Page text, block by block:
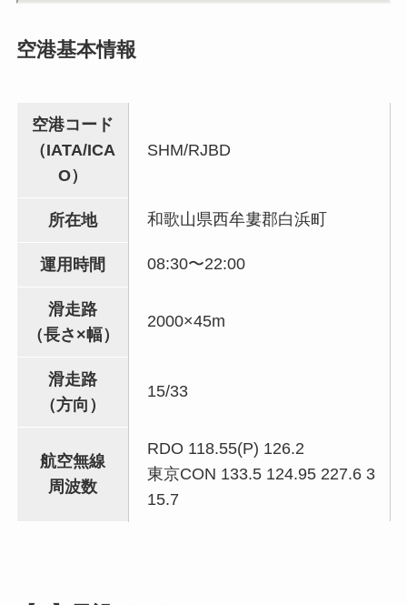
空港基本情報
空港コード
（IATA/ICA
O）
SHM/RJBD
所在地 和歌山県西牟婁郡白浜町
運用時間 08:30〜22:00
滑走路
（長さ×幅）
2000×45m
滑走路
（方向）
15/33
航空無線
周波数
RDO 118.55(P) 126.2
東京CON 133.5 124.95 227.6 3
15.7